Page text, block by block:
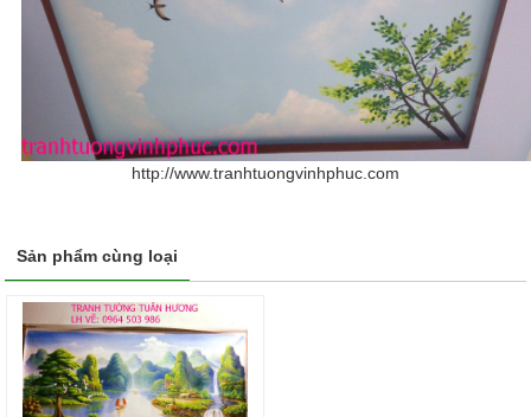
http://www.tranhtuongvinhphuc.com
Sản phẩm cùng loại